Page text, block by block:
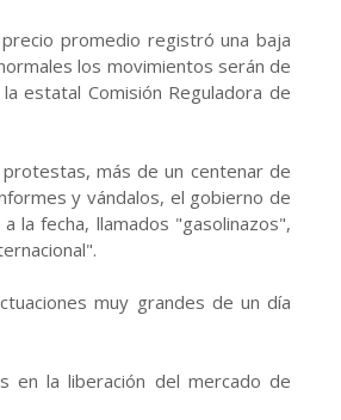
promedio registró una baja
los movimientos serán de
estatal Comisión Reguladora de
más de un centenar de
y vándalos, el gobierno de
la fecha, llamados "gasolinazos",
muy grandes de un día
en la liberación del mercado de